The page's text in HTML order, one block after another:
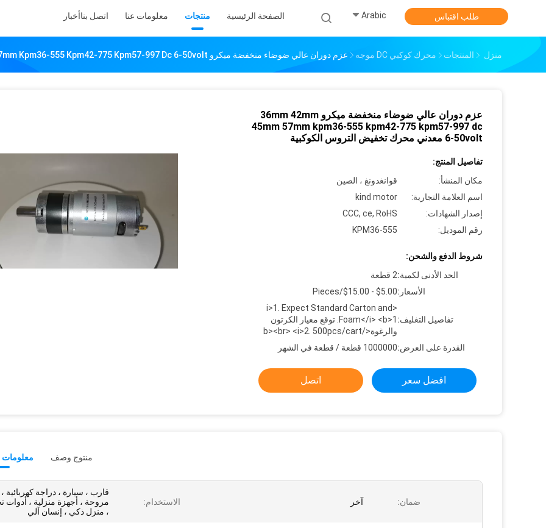
الصفحة الرئيسية منتجات معلومات عنا اتصل بناأخبار Arabic طلب اقتباس
منزل المنتجات محرك كوكبي DC موجه عزم دوران عالي ضوضاء منخفضة ميكرو 36mm 42mm 45mm 57mm Kpm36-555 Kpm42-775 Kpm57-997 Dc 6-50volt معدني محرك تخفيض التروس الكوكبية
عزم دوران عالي ضوضاء منخفضة ميكرو 36mm 42mm
45mm 57mm kpm36-555 kpm42-775 kpm57-997 dc
6-50volt معدني محرك تخفيض التروس الكوكبية
تفاصيل المنتج:
مكان المنشأ:
قوانغدونغ ، الصين
اسم العلامة التجارية:
kind motor
إصدار الشهادات:
CCC, ce, RoHS
رقم الموديل:
KPM36-555
شروط الدفع والشحن:
الحد الأدنى لكمية:2 قطعة
الأسعار:$5.00 - $15.00/Pieces
تفاصيل التغليف:
<i>1. Expect Standard Carton and
Foam</i> <b>1. توقع معيار الكرتون
والرغوة</b><br> <i>2. 500pcs/cart
القدرة على العرض:1000000 قطعة / قطعة في الشهر
افضل سعر اتصل
معلومات منتوج وصف
ضمان: آخر الاستخدام:
قارب ، سيارة ، دراجة كهربائية ،
مروحة ، أجهزة منزلية ، أدوات
، منزل ذكي ، إنسان آلي